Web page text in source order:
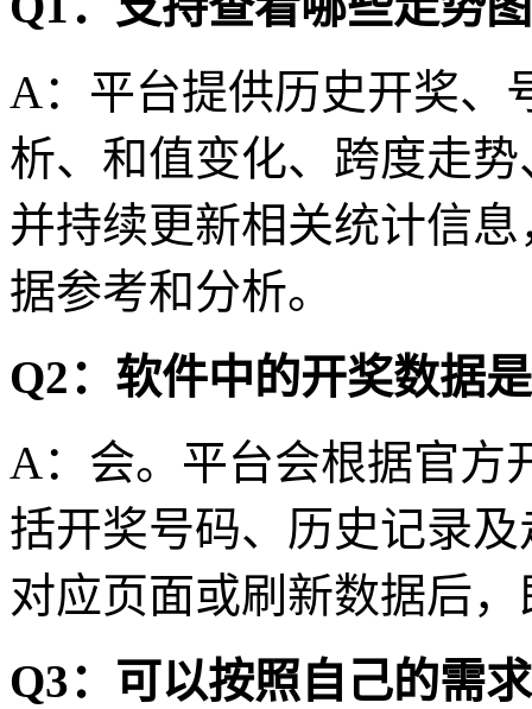
A：平台提供历史开奖、
析、和值变化、跨度走
并持续更新相关统计信
据参考和分析。
Q2：软件中的开奖数据
A：会。平台会根据官方
括开奖号码、历史记录
对应页面或刷新数据后
Q3：可以按照自己的需